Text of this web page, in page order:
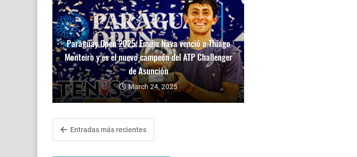
Paraguay Open 2025: Emilio Nava venció a Thiago
Monteiro y es el nuevo campeón del ATP Challenger
de Asunción
March 24, 2025
Entradas más recientes